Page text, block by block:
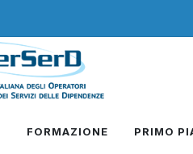
FORMAZIONE PRIMO